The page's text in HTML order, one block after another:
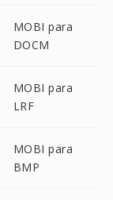
MOBI para
DOCM
MOBI para
LRF
MOBI para
BMP